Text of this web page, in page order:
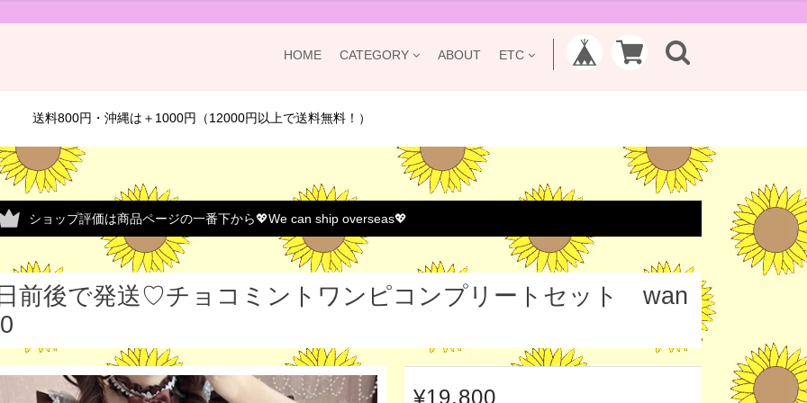
HOME CATEGORY ABOUT ETC
送料800円・沖縄は＋1000円（12000円以上で送料無料！）
ショップ評価は商品ページの一番下から💖We can ship overseas💖
前後で発送♡チョコミントワンピコンプリートセット wan
¥19,800